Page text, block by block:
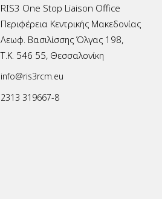
RIS3 One Stop Liaison Office
Περιφέρεια Κεντρικής Μακεδονίας
Λεωφ. Βασιλίσσης Όλγας 198,
Τ.Κ. 546 55, Θεσσαλονίκη
info@ris3rcm.eu
2313 319667-8